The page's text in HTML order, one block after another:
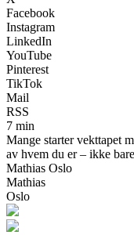
Facebook
Instagram
LinkedIn
YouTube
Pinterest
TikTok
Mail
RSS
7 min
Mange starter vekttapet
av hvem du er – ikke
Mathias Oslo
Mathias
Oslo